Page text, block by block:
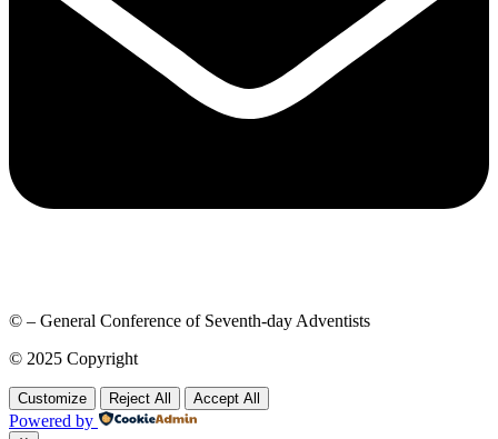
© – General Conference of Seventh-day Adventists
© 2025 Copyright
Customize Reject All Accept All
Powered by